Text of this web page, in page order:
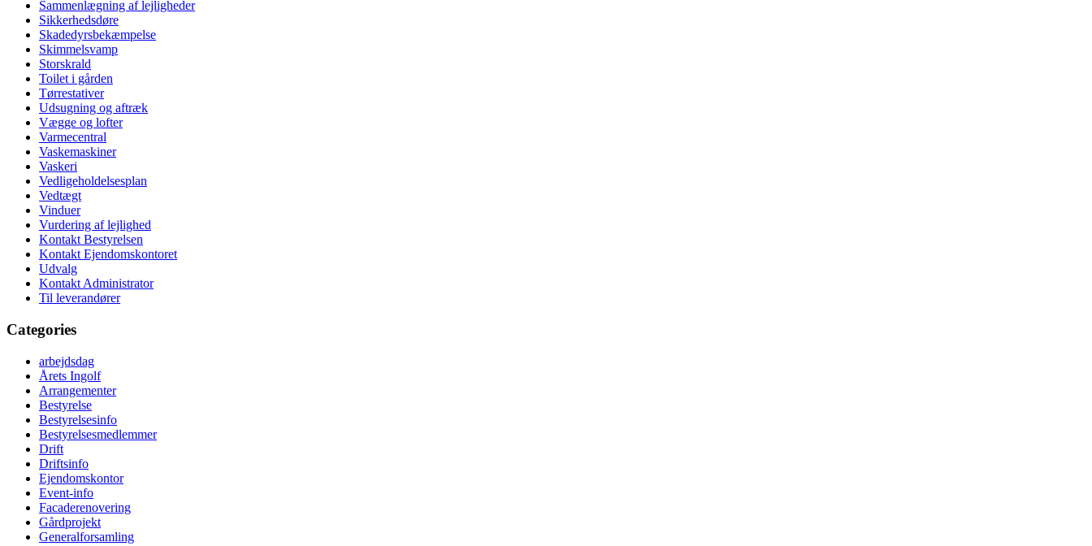
Sammenlægning af lejligheder
Sikkerhedsdøre
Skadedyrsbekæmpelse
Skimmelsvamp
Storskrald
Toilet i gården
Tørrestativer
Udsugning og aftræk
Vægge og lofter
Varmecentral
Vaskemaskiner
Vaskeri
Vedligeholdelsesplan
Vedtægt
Vinduer
Vurdering af lejlighed
Kontakt Bestyrelsen
Kontakt Ejendomskontoret
Udvalg
Kontakt Administrator
Til leverandører
Categories
arbejdsdag
Årets Ingolf
Arrangementer
Bestyrelse
Bestyrelsesinfo
Bestyrelsesmedlemmer
Drift
Driftsinfo
Ejendomskontor
Event-info
Facaderenovering
Gårdprojekt
Generalforsamling